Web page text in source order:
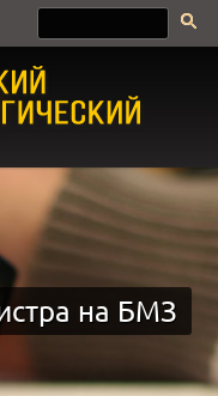
на БМЗ